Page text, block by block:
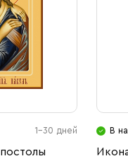
1-30 дней В